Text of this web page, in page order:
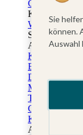
Gästebuch
Kartenbox
Sticker Taufe
Danksagung
Menükarten
Tischkarten
Gästebuch
Kerzen
Aufkleber zum
Sie
können.
Auswahl